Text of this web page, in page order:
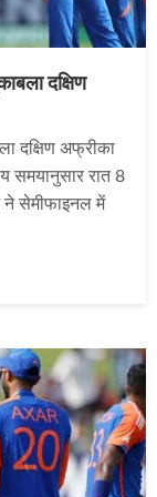
दक्षिण
दक्षिण अफ्रीका
समयानुसार रात 8
ने सेमीफाइनल में